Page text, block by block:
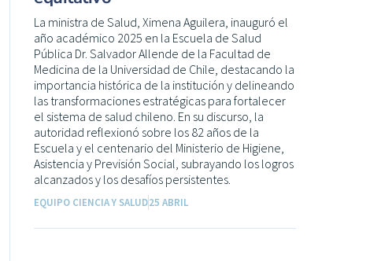
La ministra de Salud, Ximena Aguilera, inauguró el
año académico 2025 en la Escuela de Salud
Pública Dr. Salvador Allende de la Facultad de
Medicina de la Universidad de Chile, destacando la
importancia histórica de la institución y delineando
las transformaciones estratégicas para fortalecer
el sistema de salud chileno. En su discurso, la
autoridad reflexionó sobre los 82 años de la
Escuela y el centenario del Ministerio de Higiene,
Asistencia y Previsión Social, subrayando los logros
alcanzados y los desafíos persistentes.
EQUIPO CIENCIA Y SALUD25 ABRIL